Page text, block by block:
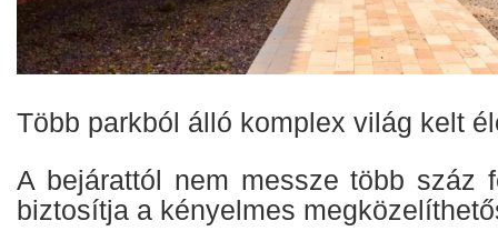
Több parkból álló komplex világ kelt
A bejárattól nem messze több száz
biztosítja a kényelmes